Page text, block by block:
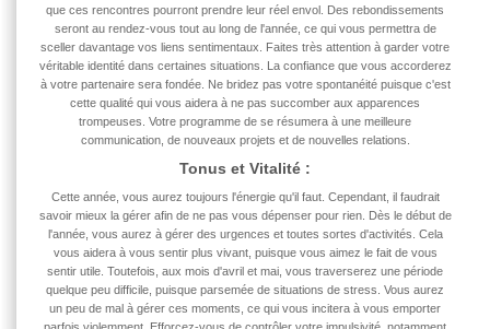
que ces rencontres pourront prendre leur réel envol. Des rebondissements
seront au rendez-vous tout au long de l'année, ce qui vous permettra de
sceller davantage vos liens sentimentaux. Faites très attention à garder votre
véritable identité dans certaines situations. La confiance que vous accorderez
à votre partenaire sera fondée. Ne bridez pas votre spontanéité puisque c'est
cette qualité qui vous aidera à ne pas succomber aux apparences
trompeuses. Votre programme de se résumera à une meilleure
communication, de nouveaux projets et de nouvelles relations.
Tonus et Vitalité :
Cette année, vous aurez toujours l'énergie qu'il faut. Cependant, il faudrait
savoir mieux la gérer afin de ne pas vous dépenser pour rien. Dès le début de
l'année, vous aurez à gérer des urgences et toutes sortes d'activités. Cela
vous aidera à vous sentir plus vivant, puisque vous aimez le fait de vous
sentir utile. Toutefois, aux mois d'avril et mai, vous traverserez une période
quelque peu difficile, puisque parsemée de situations de stress. Vous aurez
un peu de mal à gérer ces moments, ce qui vous incitera à vous emporter